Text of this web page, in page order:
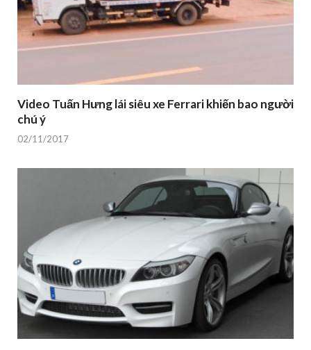
Video Tuấn Hưng lái siêu xe Ferrari khiến bao người
chú ý
02/11/2017